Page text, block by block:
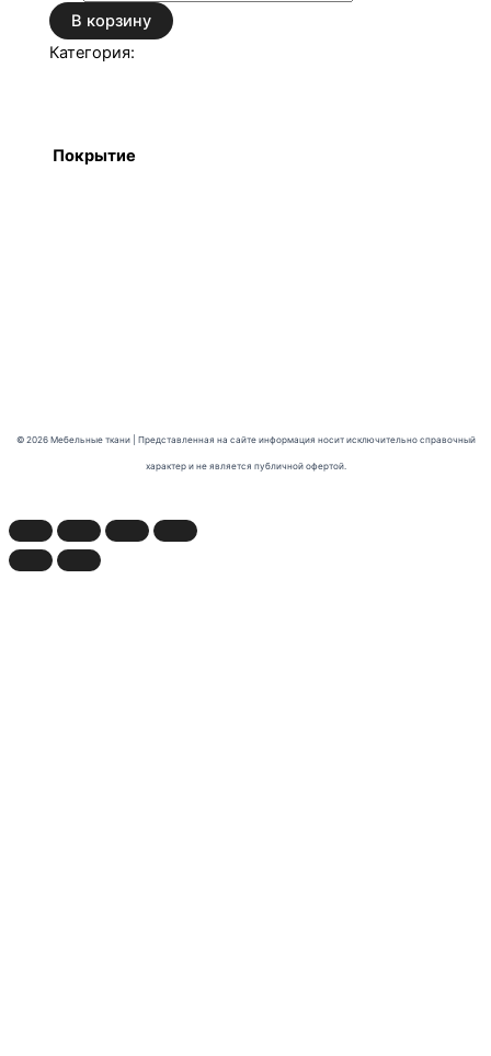
В корзину
Категория:
Покрытие
© 2026 Мебельные ткани | Представленная на сайте информация носит исключительно справочный
характер и не является публичной офертой.